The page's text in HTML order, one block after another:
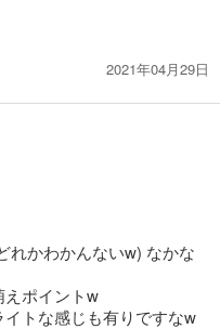
2021年04月29日
れかわかんないw) なかな
えポイントw
トな感じも有りですなw